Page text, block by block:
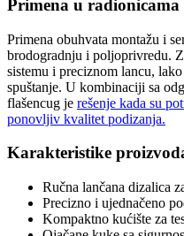
Primena u
Primena obuhvata montažu i
brodogradnju i poljoprivredu.
sistemu i preciznom lancu,
spuštanje. U kombinaciji sa
flašencug je rešenje kada su
ponovljiv kvalitet podizanja.
Karakteristike
Ručna lančana dizalica
Precizno i ujednačeno
Kompaktno kućište za